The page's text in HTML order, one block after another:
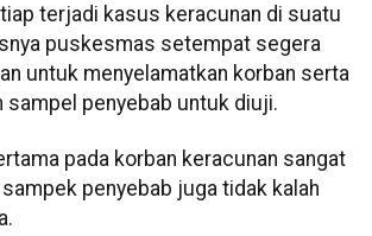
terjadi kasus keracunan di suatu
puskesmas setempat segera
untuk menyelamatkan korban serta
sampel penyebab untuk diuji.
pada korban keracunan sangat
penyebab juga tidak kalah